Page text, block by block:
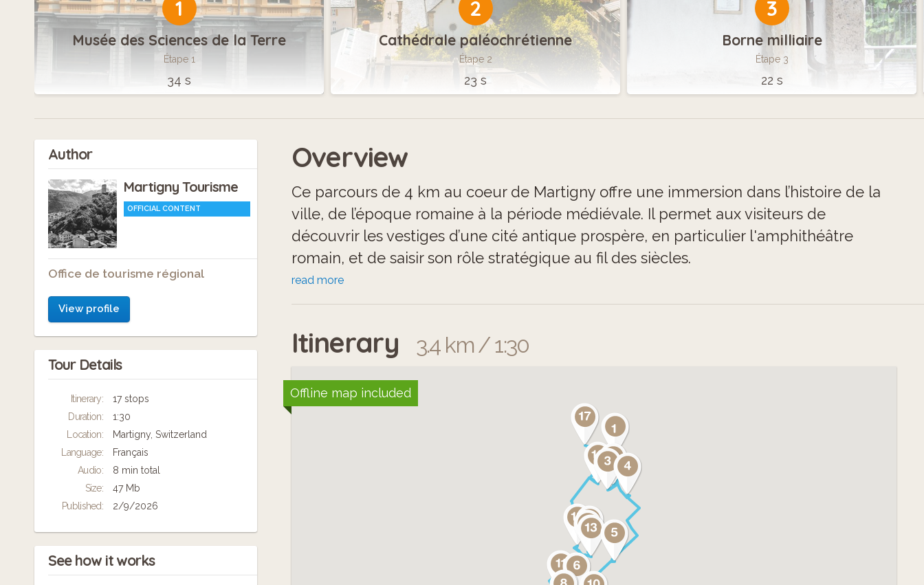
1
Musée des Sciences de la Terre
Étape 1
34 s
2
Cathédrale paléochrétienne
Étape 2
23 s
3
Borne milliaire
Étape 3
22 s
Author
Martigny Tourisme
OFFICIAL CONTENT
Office de tourisme régional
View profile
Tour Details
Itinerary:
17 stops
Duration:
1:30
Location:
Martigny, Switzerland
Language:
Français
Audio:
8 min total
Size:
47 Mb
Published:
2/9/2026
See how it works
Overview
Ce parcours de 4 km au coeur de Martigny offre une immersion dans l’histoire de la
ville, de l’époque romaine à la période médiévale. Il permet aux visiteurs de
découvrir les vestiges d’une cité antique prospère, en particulier l'amphithéâtre
romain, et de saisir son rôle stratégique au fil des siècles.
Chaque étape du trajet révèle une facette unique de Martigny, alliant histoire,
read more
Itinerary 3.4 km / 1:30
Offline map included